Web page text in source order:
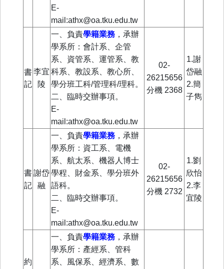
E-
mail:athx@oa.tku.edu.tw
書
記
李宜
陵
一、負責學籍業務 ， 承辦
學系所：會計系、企管
系、資管系、運管系、教
科系、教設系、教心所、
學分班工科/管理科/理科。
二、臨時交辦事項。
E-
mail:athx@oa.tku.edu.tw
02-
26215656
分機 2368
1.謝
岱融
2.簡
子雋
書
記
謝岱
融
一、負責學籍業務 ， 承辦
學系所：資工系、電機
系、航太系、機器人博士
學程、財金系、學分班外
語科。
二、臨時交辦事項。
E-
mail:athx@oa.tku.edu.tw
02-
26215656
分機 2732
1.劉
欣怡
2.李
宜陵
約
一、負責學籍業務 ， 承辦
學系所：產經系、管科
系、風保系、經濟系、數